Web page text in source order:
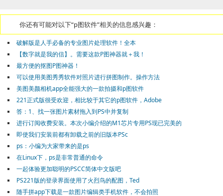
你还有可能对以下“p图软件”相关的信息感兴趣：
破解版是人手必备的专业图片处理软件！全本
【数字就是我的信】。需要这款P图神器就＋我！
最方便的抠图P图神器！
可以使用美图秀秀软件对照片进行拼图制作。操作方法
美图美颜相机app全能强大的一款拍摄和p图软件
221正式版很受欢迎，相比较于其它的p图软件，Adobe
答：1、找一张图片素材拖入到PS中并复制
进行订阅收费安装。本次小编介绍的M1芯片专用PS现已完美的
即使我们安装前都有卸载之前的旧版本PSc
ps：小编为大家带来的是ps
在Linux下，ps是非常普通的命令
一起体验更加聪明的PSCC简体中文版吧
PS221版的登录界面使用了火烈鸟的配图，Ted
随手拼app下载是一款图片编辑类手机软件，不会拍照